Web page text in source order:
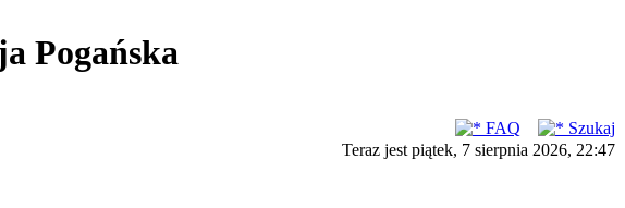
Pogańska
FAQ
Szukaj
Teraz jest piątek, 7 sierpnia 2026, 22:47